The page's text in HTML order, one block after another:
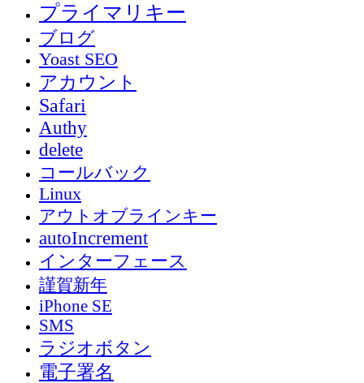
プライマリキー
ブログ
Yoast SEO
アカウント
Safari
Authy
delete
コールバック
Linux
アウトオブラインキー
autoIncrement
インターフェース
謹賀新年
iPhone SE
SMS
ラジオボタン
電子署名